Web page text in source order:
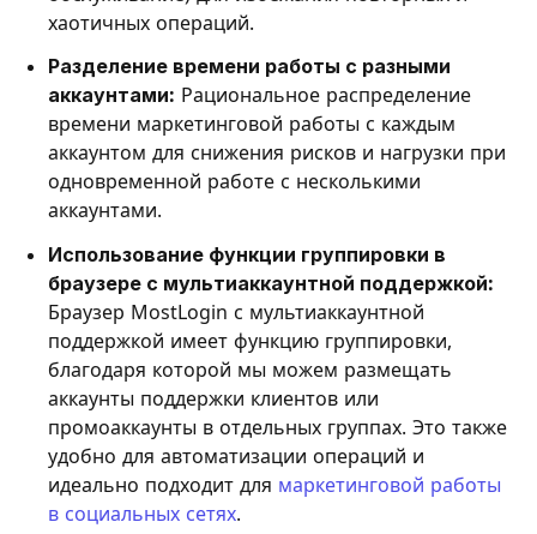
хаотичных операций.
Разделение времени работы с разными
аккаунтами: Рациональное распределение
времени маркетинговой работы с каждым
аккаунтом для снижения рисков и нагрузки при
одновременной работе с несколькими
аккаунтами.
Использование функции группировки в
браузере с мультиаккаунтной поддержкой:
Браузер MostLogin с мультиаккаунтной
поддержкой имеет функцию группировки,
благодаря которой мы можем размещать
аккаунты поддержки клиентов или
промоаккаунты в отдельных группах. Это также
удобно для автоматизации операций и
идеально подходит для маркетинговой работы
в социальных сетях.